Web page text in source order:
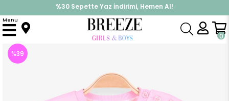
İndirimlere ek %10 İndirimi Kap, Hemen Üye Ol!
0
Menu
Anasayfa Üst Giyim Sweatshirt Kız Bebek Sweatshirt Ayıcık Baskılı Pudra (1.5 Yaş)
%39